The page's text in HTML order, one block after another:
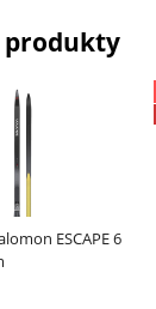
produkty
ESCAPE 6